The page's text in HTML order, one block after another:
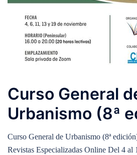
Curso General
Urbanismo (8ª
Curso General de Urbanismo (8ª
Revistas Especializadas Online Del 4 al